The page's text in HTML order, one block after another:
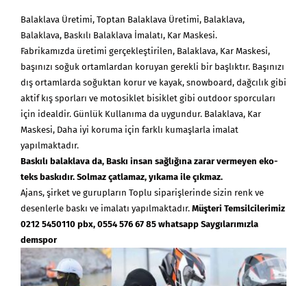
Balaklava Üretimi, Toptan Balaklava Üretimi, Balaklava,
Balaklava, Baskılı Balaklava İmalatı, Kar Maskesi.
Fabrikamızda üretimi gerçekleştirilen, Balaklava, Kar Maskesi,
başınızı soğuk ortamlardan koruyan gerekli bir başlıktır. Başınızı
dış ortamlarda soğuktan korur ve kayak, snowboard, dağcılık gibi
aktif kış sporları ve motosiklet bisiklet gibi outdoor sporcuları
için idealdir. Günlük Kullanıma da uygundur. Balaklava, Kar
Maskesi, Daha iyi koruma için farklı kumaşlarla imalat
yapılmaktadır.
Baskılı balaklava da, Baskı insan sağlığına zarar vermeyen eko-
teks baskıdır. Solmaz çatlamaz, yıkama ile çıkmaz.
Ajans, şirket ve gurupların Toplu siparişlerinde sizin renk ve
desenlerle baskı ve imalatı yapılmaktadır. Müşteri Temsilcilerimiz
0212 5450110 pbx, 0554 576 67 85 whatsapp Saygılarımızla
demspor